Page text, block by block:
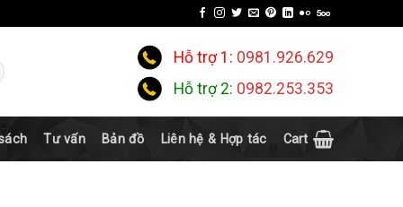
Hỗ trợ 1: 0981.926.629
Hỗ trợ 2: 0982.253.353
Tư vấn Bản đồ Liên hệ & Hợp tác Cart